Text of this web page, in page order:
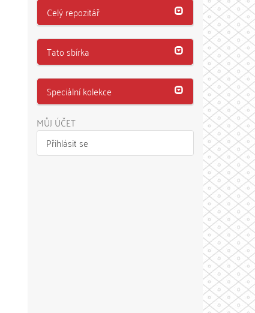
Celý repozitář
Tato sbírka
Speciální kolekce
MŮJ ÚČET
Přihlásit se